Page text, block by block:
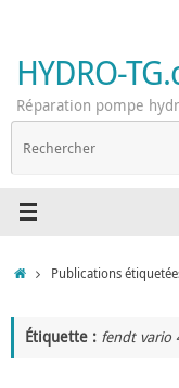
contenu
HYDRO-
Réparation pompe
AccueilPublications
Étiquette : fendt vario